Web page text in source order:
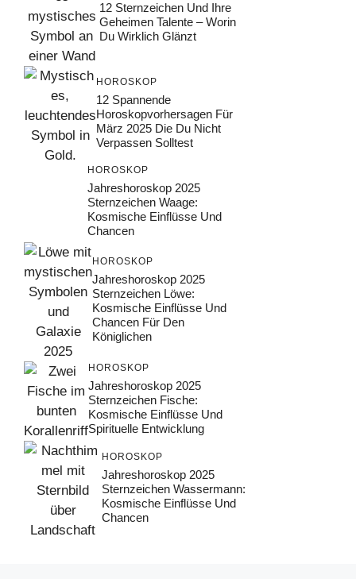
12 Sternzeichen Und Ihre
Geheimen Talente – Worin
Du Wirklich Glänzt
HOROSKOP
12 Spannende
Horoskopvorhersagen Für
März 2025 Die Du Nicht
Verpassen Solltest
HOROSKOP
Jahreshoroskop 2025
Sternzeichen Waage:
Kosmische Einflüsse Und
Chancen
HOROSKOP
Jahreshoroskop 2025
Sternzeichen Löwe:
Kosmische Einflüsse Und
Chancen Für Den
Königlichen
HOROSKOP
Jahreshoroskop 2025
Sternzeichen Fische:
Kosmische Einflüsse Und
Spirituelle Entwicklung
HOROSKOP
Jahreshoroskop 2025
Sternzeichen Wassermann:
Kosmische Einflüsse Und
Chancen